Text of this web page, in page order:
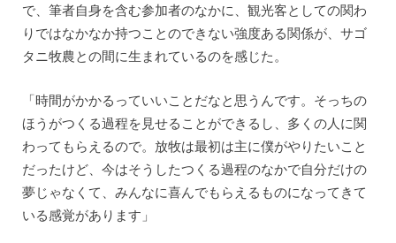
で、筆者自身を含む参加者のなかに、観光客としての関わ
りではなかなか持つことのできない強度ある関係が、サゴ
タニ牧農との間に生まれているのを感じた。
「時間がかかるっていいことだなと思うんです。そっちの
ほうがつくる過程を見せることができるし、多くの人に関
わってもらえるので。放牧は最初は主に僕がやりたいこと
だったけど、今はそうしたつくる過程のなかで自分だけの
夢じゃなくて、みんなに喜んでもらえるものになってきて
いる感覚があります」